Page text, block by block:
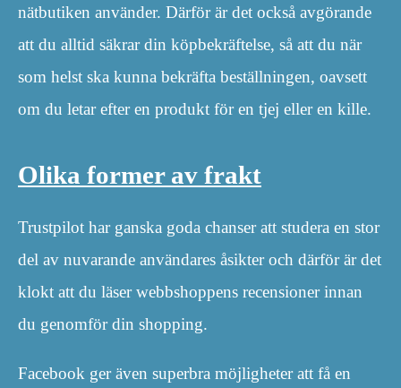
nätbutiken använder. Därför är det också avgörande
att du alltid säkrar din köpbekräftelse, så att du när
som helst ska kunna bekräfta beställningen, oavsett
om du letar efter en produkt för en tjej eller en kille.
Olika former av frakt
Trustpilot har ganska goda chanser att studera en stor
del av nuvarande användares åsikter och därför är det
klokt att du läser webbshoppens recensioner innan
du genomför din shopping.
Facebook ger även superbra möjligheter att få en